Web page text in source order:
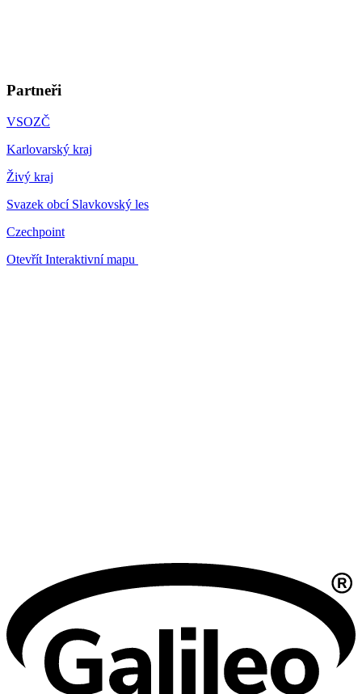
Partneři
VSOZČ
Karlovarský kraj
Živý kraj
Svazek obcí Slavkovský les
Czechpoint
Otevřít Interaktivní mapu